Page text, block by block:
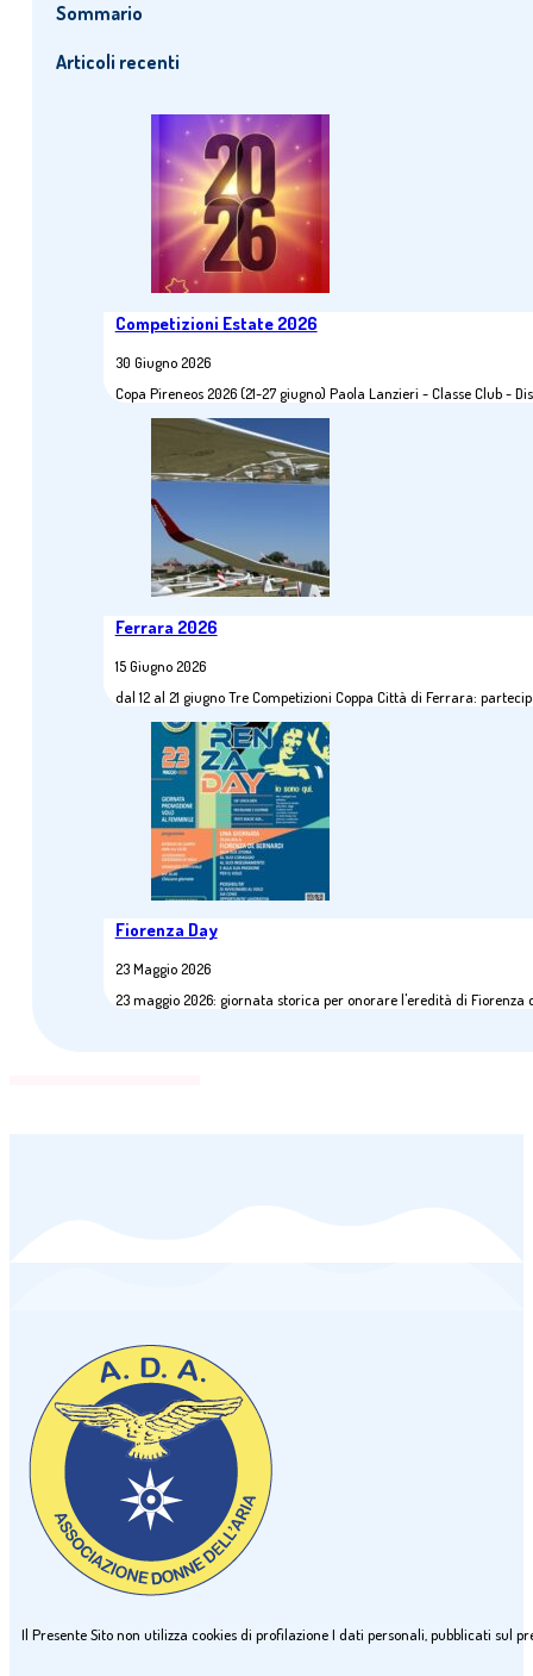
Sommario
Articoli recenti
Competizioni Estate 2026
30 Giugno 2026
Copa Pireneos 2026 (21-27 giugno) Paola Lanzieri - Classe Club -
Ferrara 2026
15 Giugno 2026
dal 12 al 21 giugno Tre Competizioni Coppa Città di Ferrara:
Fiorenza Day
23 Maggio 2026
23 maggio 2026: giornata storica per onorare l'eredità di
Il Presente Sito non utilizza cookies di profilazione I dati personali, pubblicati sul